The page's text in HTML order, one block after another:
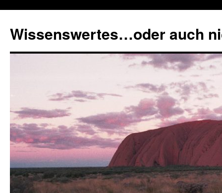
springen
Wissenswertes…oder auch